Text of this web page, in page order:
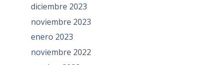
diciembre 2023
noviembre 2023
enero 2023
noviembre 2022